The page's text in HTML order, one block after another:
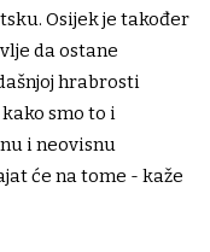
Osijek je također
da ostane
hrabrosti
smo to i
i neovisnu
će na tome - kaže